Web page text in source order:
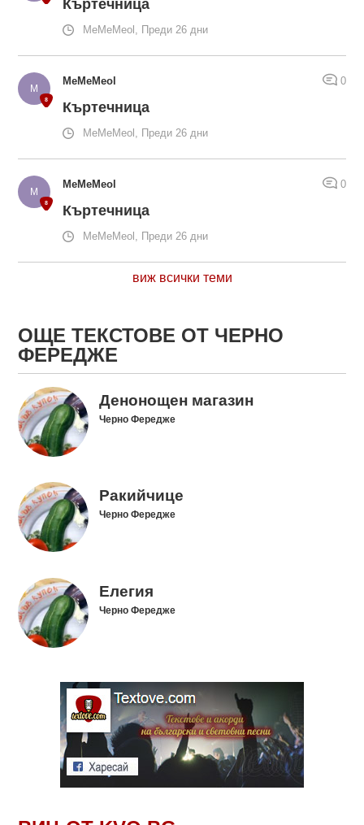
Къртечница
MeMeMeol, Преди 26 дни
MeMeMeol 0
Къртечница
MeMeMeol, Преди 26 дни
MeMeMeol 0
Къртечница
MeMeMeol, Преди 26 дни
виж всички теми
ОЩЕ ТЕКСТОВЕ ОТ ЧЕРНО
ФЕРЕДЖЕ
Денонощен магазин
Черно Фередже
Ракийчице
Черно Фередже
Елегия
Черно Фередже